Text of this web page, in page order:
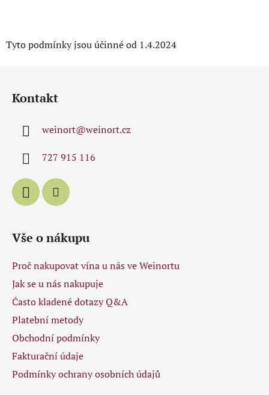
Tyto podmínky jsou účinné od 1.4.2024
Kontakt
weinort@weinort.cz
727 915 116
Vše o nákupu
Proč nakupovat vína u nás ve Weinortu
Jak se u nás nakupuje
Často kladené dotazy Q&A
Platební metody
Obchodní podmínky
Fakturační údaje
Podmínky ochrany osobních údajů